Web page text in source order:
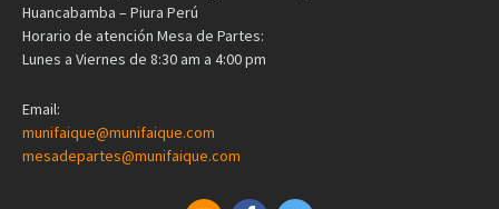
Huancabamba – Piura Perú
Horario de atención Mesa de Partes:
Lunes a Viernes de 8:30 am a 4:00 pm
Email:
munifaique@munifaique.com
mesadepartes@munifaique.com